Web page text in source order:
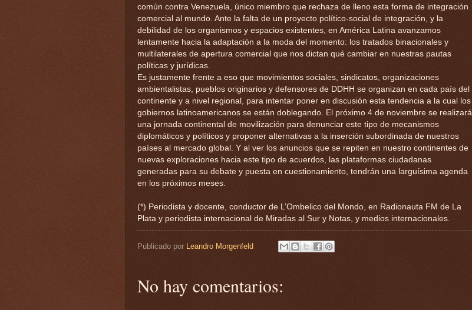
común contra Venezuela, único miembro que rechaza de lleno esta forma de integración
comercial al mundo. Ante la falta de un proyecto político-social de integración, y la
debilidad de los organismos y espacios existentes, en América Latina avanzamos
lentamente hacia la adaptación a la moda del momento: los tratados binacionales y
multilaterales de apertura comercial que nos dictan qué cambiar en nuestras pautas
políticas y jurídicas.
Es justamente frente a eso que movimientos sociales, sindicatos, organizaciones
ambientalistas, pueblos originarios y defensores de DDHH se organizan en cada país del
continente y a nivel regional, para intentar poner en discusión esta tendencia a la cual los
gobiernos latinoamericanos se están doblegando. El próximo 4 de noviembre se realizará
una jornada continental de movilización para denunciar este tipo de mecanismos
diplomáticos y políticos y proponer alternativas a la inserción subordinada de nuestros
países al mercado global. Y al ver los anuncios que se repiten en nuestro continentes de
nuevas exploraciones hacia este tipo de acuerdos, las plataformas ciudadanas
generadas para su debate y puesta en cuestionamiento, tendrán una larguísima agenda
en los próximos meses.
(*) Periodista y docente, conductor de L’Ombelico del Mondo, en Radionauta FM de La
Plata y periodista internacional de Miradas al Sur y Notas, y medios internacionales.
Publicado por Leandro Morgenfeld
No hay comentarios: